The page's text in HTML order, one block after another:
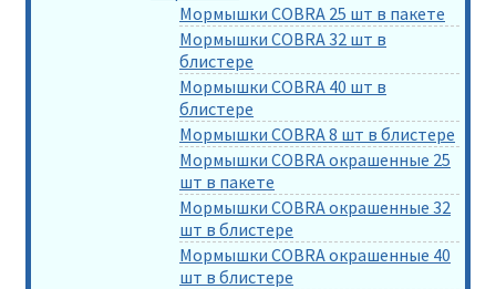
Мормышки COBRA 25 шт в пакете
Мормышки COBRA 32 шт в
блистере
Мормышки COBRA 40 шт в
блистере
Мормышки COBRA 8 шт в блистере
Мормышки COBRA окрашенные 25
шт в пакете
Мормышки COBRA окрашенные 32
шт в блистере
Мормышки COBRA окрашенные 40
шт в блистере